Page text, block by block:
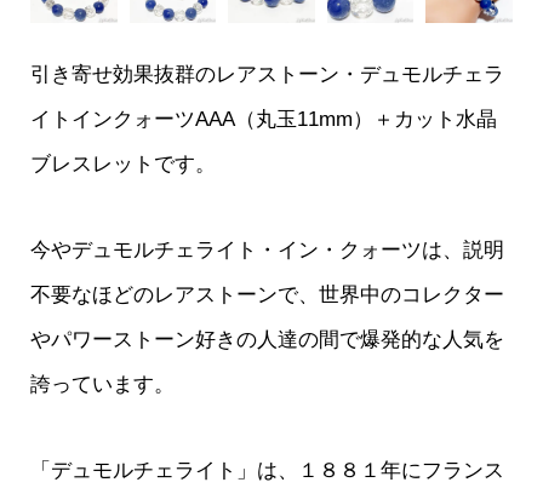
引き寄せ効果抜群のレアストーン・デュモルチェラ
イトインクォーツAAA（丸玉11mm）＋カット水晶
ブレスレットです。
今やデュモルチェライト・イン・クォーツは、説明
不要なほどのレアストーンで、世界中のコレクター
やパワーストーン好きの人達の間で爆発的な人気を
誇っています。
「デュモルチェライト」は、１８８１年にフランス